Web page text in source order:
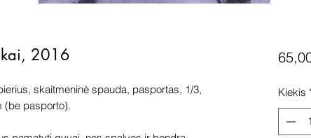
2016
skaitmeninė spauda, pasportas, 1/3,
(be pasporto).
Kiekis